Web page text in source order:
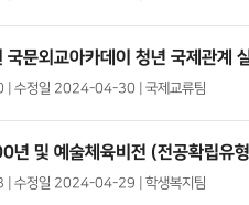
문외교아카데이 청년 국제관계
수정일 2024-04-30 | 국제교류팀
및 예술체육비전 (전공확립유
수정일 2024-04-29 | 학생복지팀